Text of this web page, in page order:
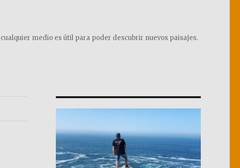
medio es útil para poder descubrir nuevos paisajes.